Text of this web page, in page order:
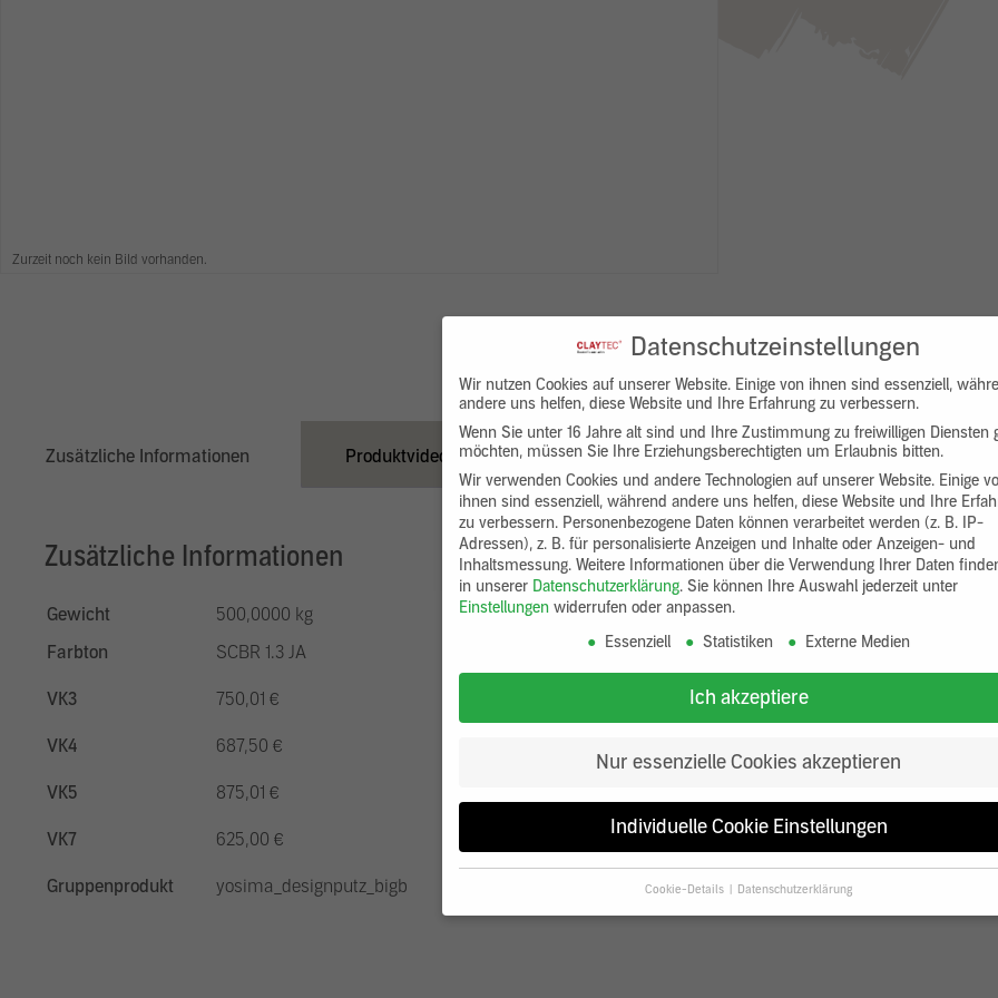
Zurzeit noch kein Bild vorhanden.
Zusätzliche Informationen Produktvideo Downloads Produktbeschreibung
Zusätzliche Informationen
Gewicht
500,0000 kg
Farbton
SCBR 1.3 JA
VK3 750,01 €
VK4 687,50 €
VK5 875,01 €
VK7 625,00 €
Gruppenprodukt yosima_designputz_bigb
Datenschutzeinstellungen
Wir nutzen Cookies auf unserer Website. Einige von ihnen sind essenziell,
andere uns helfen, diese Website und Ihre Erfahrung zu verbessern.
Wenn Sie unter 16 Jahre alt sind und Ihre Zustimmung zu freiwilligen Diensten
möchten, müssen Sie Ihre Erziehungsberechtigten um Erlaubnis bitten.
Wir verwenden Cookies und andere Technologien auf unserer Website. Einige
ihnen sind essenziell, während andere uns helfen, diese Website und Ihre
zu verbessern. Personenbezogene Daten können verarbeitet werden (z. B. IP-
Adressen), z. B. für personalisierte Anzeigen und Inhalte oder Anzeigen- und
Inhaltsmessung. Weitere Informationen über die Verwendung Ihrer Daten
in unserer Datenschutzerklärung. Sie können Ihre Auswahl jederzeit unter
Einstellungen widerrufen oder anpassen.
Essenziell
Statistiken Externe Medien
Ich akzeptiere
Nur essenzielle Cookies akzeptieren
Individuelle Cookie Einstellungen
Cookie-Details Datenschutzerklärung
Datenschutzeinstellungen